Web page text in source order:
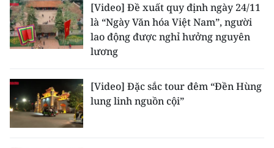
[Video] Đề xuất quy định ngày 24/11
là “Ngày Văn hóa Việt Nam”, người
lao động được nghỉ hưởng nguyên
lương
[Video] Đặc sắc tour đêm “Đền Hùng
lung linh nguồn cội”